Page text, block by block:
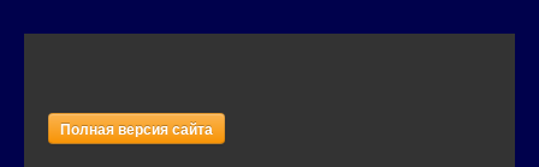
Полная версия сайта